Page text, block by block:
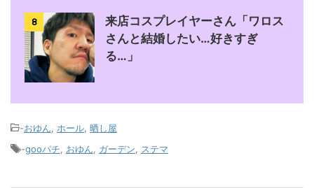
8
来店コスプレイヤーさん「ワロス
さんと結婚したい…好きすぎ
る…」
-おゆん ホール 晒し屋
-gooパチ おゆん ガーデン ステマ